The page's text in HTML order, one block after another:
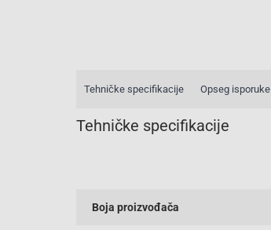
Tehničke specifikacije Opseg isporuke
Tehničke specifikacije
Boja proizvođača